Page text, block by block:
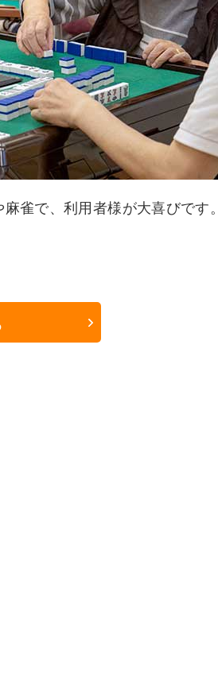
雀で、利用者様が大喜びです。